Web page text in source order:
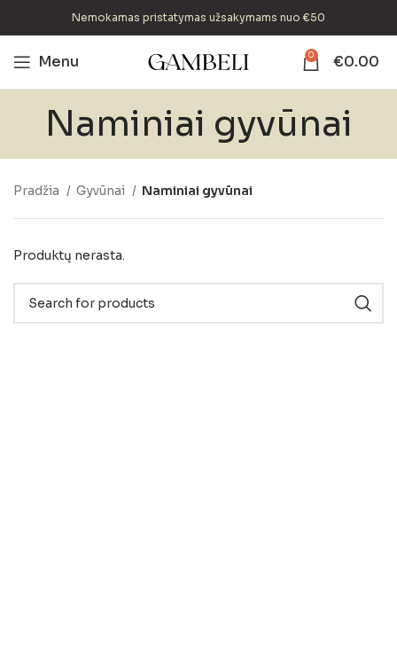
Nemokamas pristatymas užsakymams nuo €50
Menu 0 €0.00
Naminiai gyvūnai
Pradžia Gyvūnai Naminiai gyvūnai
Produktų nerasta.